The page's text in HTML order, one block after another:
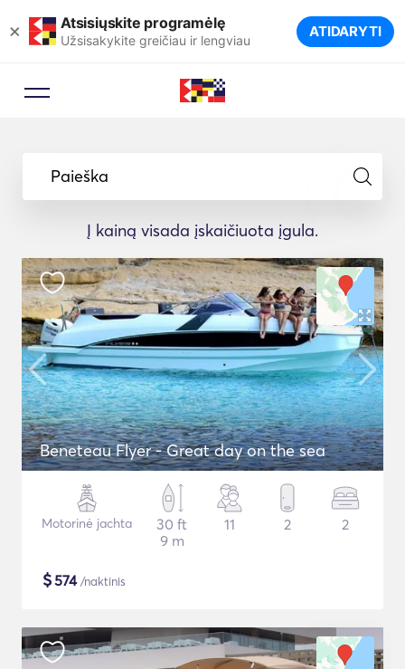
× Atsisiųskite programėlę
Užsisakykite greičiau ir lengviau ATIDARYTI
Paieška
Į kainą visada įskaičiuota įgula.
Beneteau Flyer - Great day on the sea
Motorinė jachta
30 ft
9 m
11 2 2
$574/naktinis